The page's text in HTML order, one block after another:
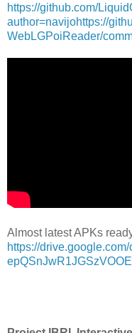
https://github.com/
author=navijohttps://
WebLGPoiReader/
Almost latest APKs
https://